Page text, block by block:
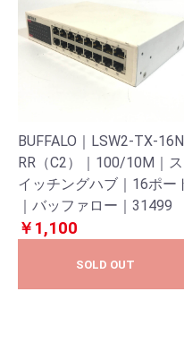
BUFFALO｜LSW2-TX-
RR（C2）｜100/10M｜ス
イッチングハブ｜16ポー
｜バッファロー｜31499
￥1,100
SOLD OUT